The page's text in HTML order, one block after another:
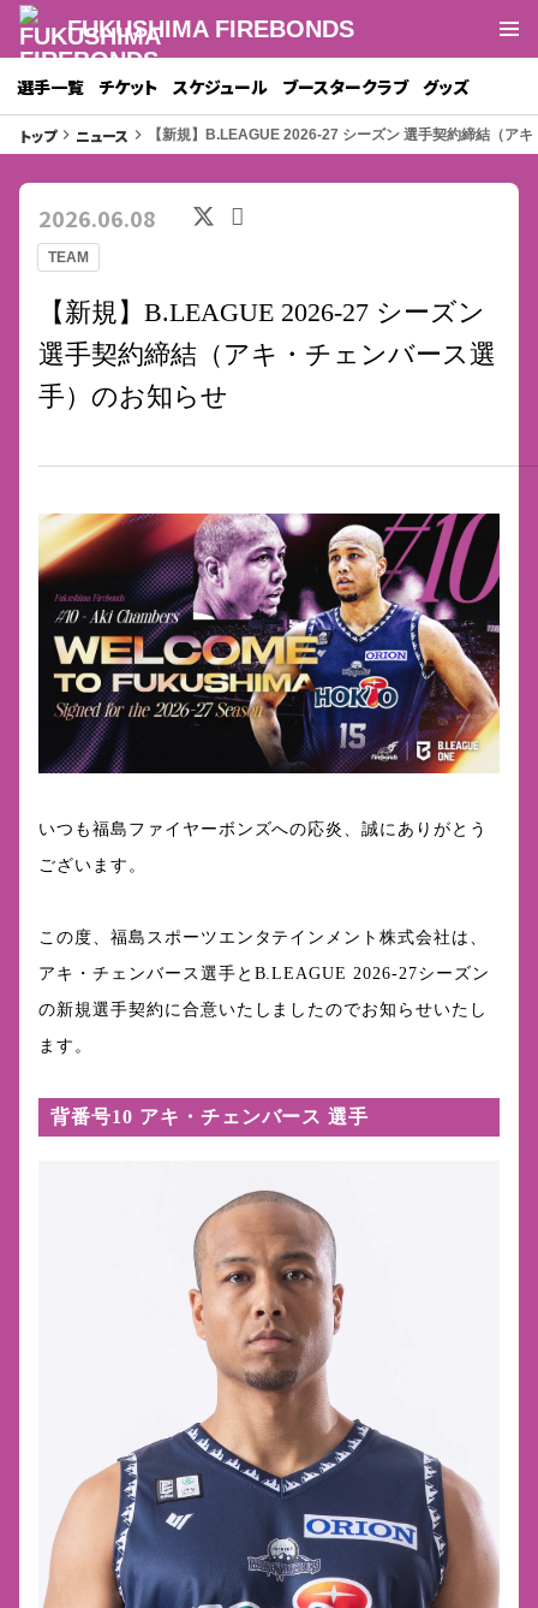
FUKUSHIMA FIREBONDS
選手一覧 チケット スケジュール ブースタークラブ グッズ
トップkeyboard_arrow_right ニュース keyboard_arrow_right 【新規】B.LEAGUE 2026-27 シーズン 選手契約締結（ア
TEAM
2026.06.08
【新規】B.LEAGUE 2026-27 シーズン
選手契約締結（アキ・チェンバース選
手）のお知らせ
いつも福島ファイヤーボンズへの応炎、誠にありがとう
ございます。
この度、福島スポーツエンタテインメント株式会社は、
アキ・チェンバース選手とB.LEAGUE 2026-27シーズン
の新規選手契約に合意いたしましたのでお知らせいたし
ます。
背番号10 アキ・チェンバース 選手